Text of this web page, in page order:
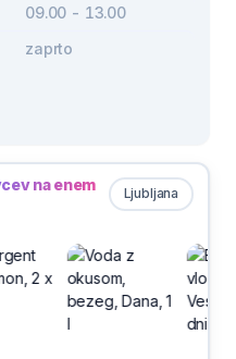
09.00 - 13.00
zaprto
Ljubljana
na enem